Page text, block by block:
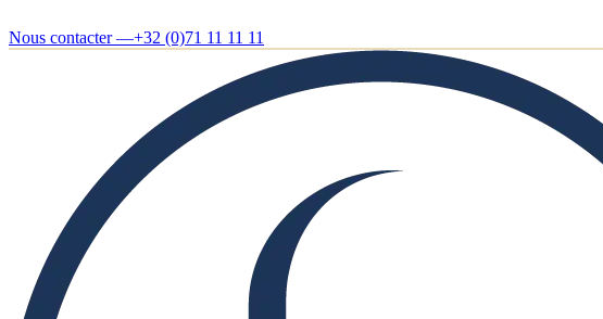
Nous contacter —+32 (0)71 11 11 11